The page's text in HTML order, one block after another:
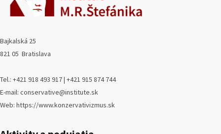
Bajkalská 25
821 05 Bratislava
Tel.: +421 918 493 917 | +421 915 874 744
E-mail: conservative@institute.sk
Web: https://www.konzervativizmus.sk